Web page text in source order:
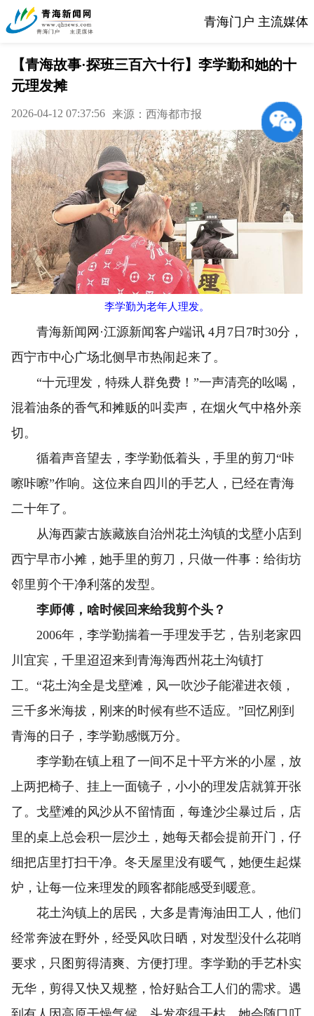
青海门户 主流媒体
【青海故事·探班三百六十行】李学勤和她的十
元理发摊
2026-04-12 07:37:56 来源：西海都市报
李学勤为老年人理发。
青海新闻网·江源新闻客户端讯 4月7日7时30分，
西宁市中心广场北侧早市热闹起来了。
“十元理发，特殊人群免费！”一声清亮的吆喝，
混着油条的香气和摊贩的叫卖声，在烟火气中格外亲
切。
循着声音望去，李学勤低着头，手里的剪刀“咔
嚓咔嚓”作响。这位来自四川的手艺人，已经在青海
二十年了。
从海西蒙古族藏族自治州花土沟镇的戈壁小店到
西宁早市小摊，她手里的剪刀，只做一件事：给街坊
邻里剪个干净利落的发型。
李师傅，啥时候回来给我剪个头？
2006年，李学勤揣着一手理发手艺，告别老家四
川宜宾，千里迢迢来到青海海西州花土沟镇打
工。“花土沟全是戈壁滩，风一吹沙子能灌进衣领，
三千多米海拔，刚来的时候有些不适应。”回忆刚到
青海的日子，李学勤感慨万分。
李学勤在镇上租了一间不足十平方米的小屋，放
上两把椅子、挂上一面镜子，小小的理发店就算开张
了。戈壁滩的风沙从不留情面，每逢沙尘暴过后，店
里的桌上总会积一层沙土，她每天都会提前开门，仔
细把店里打扫干净。冬天屋里没有暖气，她便生起煤
炉，让每一位来理发的顾客都能感受到暖意。
花土沟镇上的居民，大多是青海油田工人，他们
经常奔波在野外，经受风吹日晒，对发型没什么花哨
要求，只图剪得清爽、方便打理。李学勤的手艺朴实
无华，剪得又快又规整，恰好贴合工人们的需求。遇